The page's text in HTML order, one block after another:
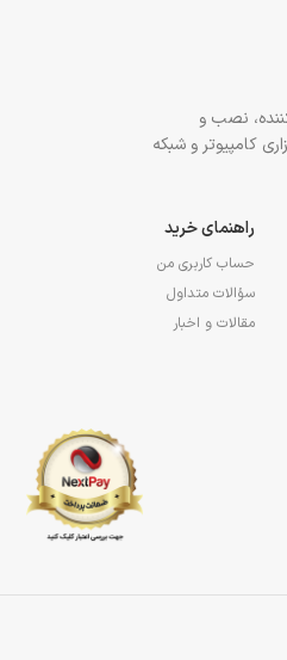
نصب و
کامپیوتر و شبکه
راهنمای خرید
حساب کاربری من
سؤالات متداول
مقالات و اخبار